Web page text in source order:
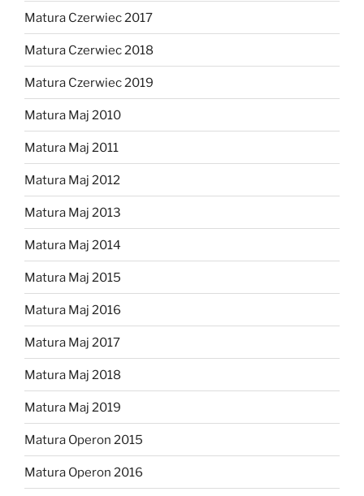
Matura Czerwiec 2017
Matura Czerwiec 2018
Matura Czerwiec 2019
Matura Maj 2010
Matura Maj 2011
Matura Maj 2012
Matura Maj 2013
Matura Maj 2014
Matura Maj 2015
Matura Maj 2016
Matura Maj 2017
Matura Maj 2018
Matura Maj 2019
Matura Operon 2015
Matura Operon 2016